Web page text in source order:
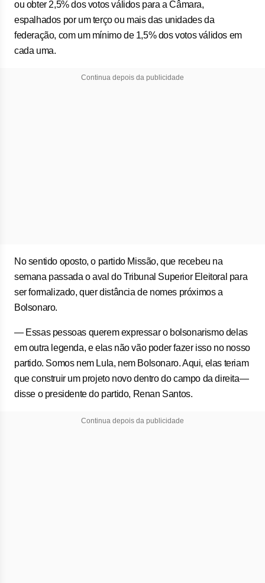
ou obter 2,5% dos votos válidos para a Câmara,
espalhados por um terço ou mais das unidades da
federação, com um mínimo de 1,5% dos votos válidos em
cada uma.
Continua depois da publicidade
No sentido oposto, o partido Missão, que recebeu na
semana passada o aval do Tribunal Superior Eleitoral para
ser formalizado, quer distância de nomes próximos a
Bolsonaro.
— Essas pessoas querem expressar o bolsonarismo delas
em outra legenda, e elas não vão poder fazer isso no nosso
partido. Somos nem Lula, nem Bolsonaro. Aqui, elas teriam
que construir um projeto novo dentro do campo da direita—
disse o presidente do partido, Renan Santos.
Continua depois da publicidade